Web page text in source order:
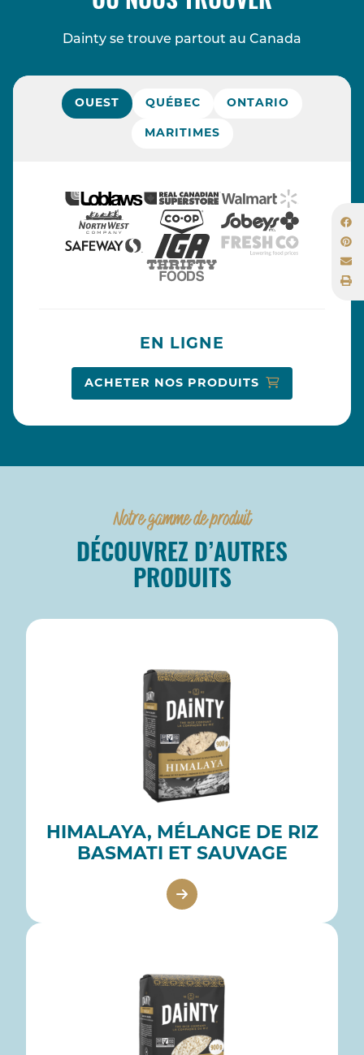
Dainty se trouve partout au Canada
OUEST QUÉBEC ONTARIO
MARITIMES
EN LIGNE
ACHETER NOS PRODUITS
Notre gamme de produit
DÉCOUVREZ D’AUTRES
PRODUITS
HIMALAYA, MÉLANGE DE RIZ
BASMATI ET SAUVAGE